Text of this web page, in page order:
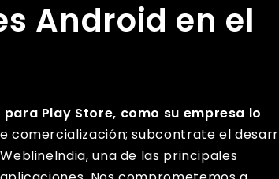
Android en el
Play Store, como su empresa lo
comercialización; subcontrate el
una de las principales